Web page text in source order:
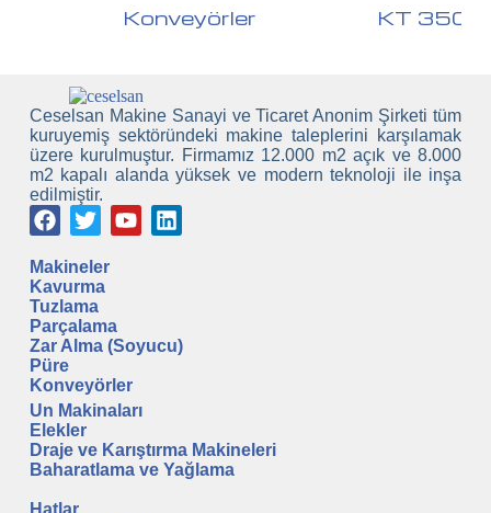
Konveyörler KT 350
Ceselsan Makine Sanayi ve Ticaret Anonim Şirketi tüm
kuruyemiş sektöründeki makine taleplerini karşılamak
üzere kurulmuştur. Firmamız 12.000 m2 açık ve 8.000
m2 kapalı alanda yüksek ve modern teknoloji ile inşa
edilmiştir.
Makineler
Kavurma
Tuzlama
Parçalama
Zar Alma (Soyucu)
Püre
Konveyörler
Un Makinaları
Elekler
Draje ve Karıştırma Makineleri
Baharatlama ve Yağlama
Hatlar